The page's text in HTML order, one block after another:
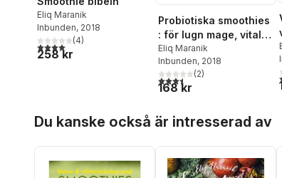
Eliq Maranik
Inbunden, 2018
4,0utav 5 stjärnor. Totalt antal röster:
(4)
258 kr
Probiotiska smoothies
: för lugn mage, vital
tarmflora coh ökat
välmående
Eliq Maranik
Inbunden, 2018
3,5utav 5 stjärnor. Totalt
(2)
168 kr
Du kanske också är intresserad av